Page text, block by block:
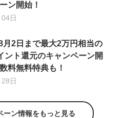
ン開始！
日
月2日まで最大2万円相当の
ント還元のキャンペーン開
料無料特典も！
日
ーン情報をもっと見る